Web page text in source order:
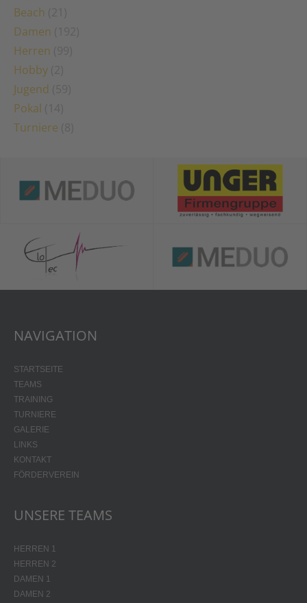
Beach
Damen
Herren
Hobby
Jugend
Pokal
Turniere
NAVIGATION
STARTSEITE
TEAMS
TRAINING
TURNIERE
GALERIE
LINKS
KONTAKT
FÖRDERVEREIN
UNSERE TEAMS
HERREN 1
HERREN 2
DAMEN 1
DAMEN 2